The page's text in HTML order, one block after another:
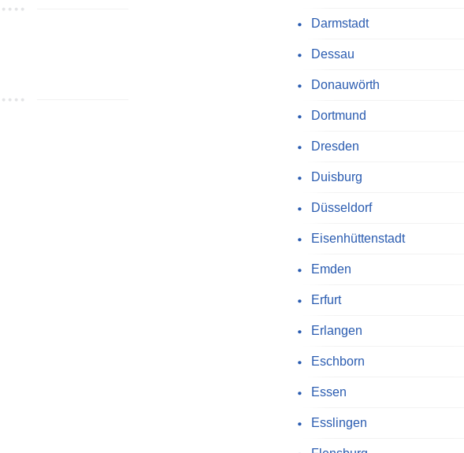
Darmstadt
Dessau
Donauwörth
Dortmund
Dresden
Duisburg
Düsseldorf
Eisenhüttenstadt
Emden
Erfurt
Erlangen
Eschborn
Essen
Esslingen